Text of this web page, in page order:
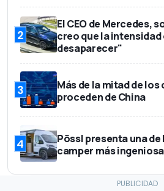
2
El CEO de Mercedes,
creo que la
desaparecer"
3
Más de la mitad de
proceden de China
4
Pössl presenta una
camper más